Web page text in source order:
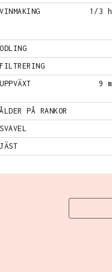
VINMAKING
1/3
ODLING
FILTRERING
UPPVÄXT
9
ÅLDER PÅ RANKOR
SVAVEL
JÄST